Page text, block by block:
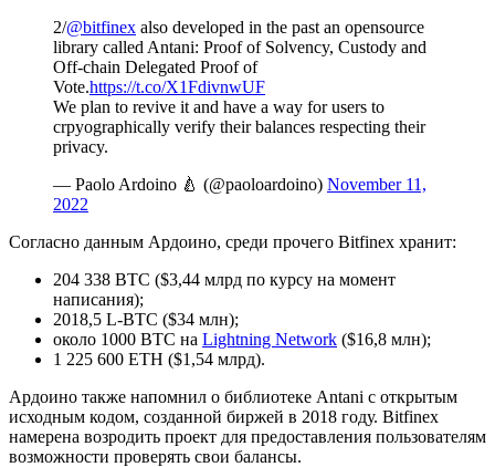
2/@bitfinex also developed in the past an opensource
library called Antani: Proof of Solvency, Custody and
Off-chain Delegated Proof of
Vote.https://t.co/X1FdivnwUF
We plan to revive it and have a way for users to
crpyographically verify their balances respecting their
privacy.
— Paolo Ardoino 🍐 (@paoloardoino) November 11,
2022
Согласно данным Ардоино, среди прочего Bitfinex хранит:
204 338 BTC ($3,44 млрд по курсу на момент
написания);
2018,5 L-BTC ($34 млн);
около 1000 BTC на Lightning Network ($16,8 млн);
1 225 600 ETH ($1,54 млрд).
Ардоино также напомнил о библиотеке Antani с открытым
исходным кодом, созданной биржей в 2018 году. Bitfinex
намерена возродить проект для предоставления пользователям
возможности проверять свои балансы.